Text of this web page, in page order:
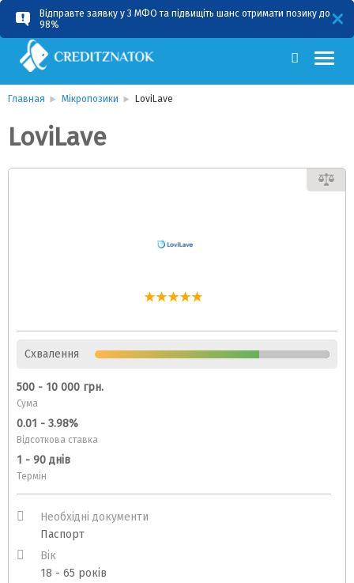
Відправте заявку у 3 МФО та підвищіть шанс отримати позику до
98%
RU UA
Главная Мікропозики LoviLave
LoviLave
Схвалення
500 - 10 000 грн.
Сума
0.01 - 3.98%
Відсоткова ставка
1 - 90 днів
Термін
Необхідні документи
Паспорт
Вік
18 - 65 років